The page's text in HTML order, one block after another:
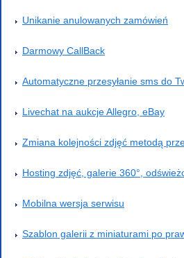
Unikanie anulowanych zamówień
Darmowy CallBack
Automatyczne przesyłanie sms do
Livechat na aukcje Allegro, eBay
Zmiana kolejności zdjęć metodą
Hosting zdjęć, galerie 360°,
Mobilna wersja serwisu
Szablon galerii z miniaturami po